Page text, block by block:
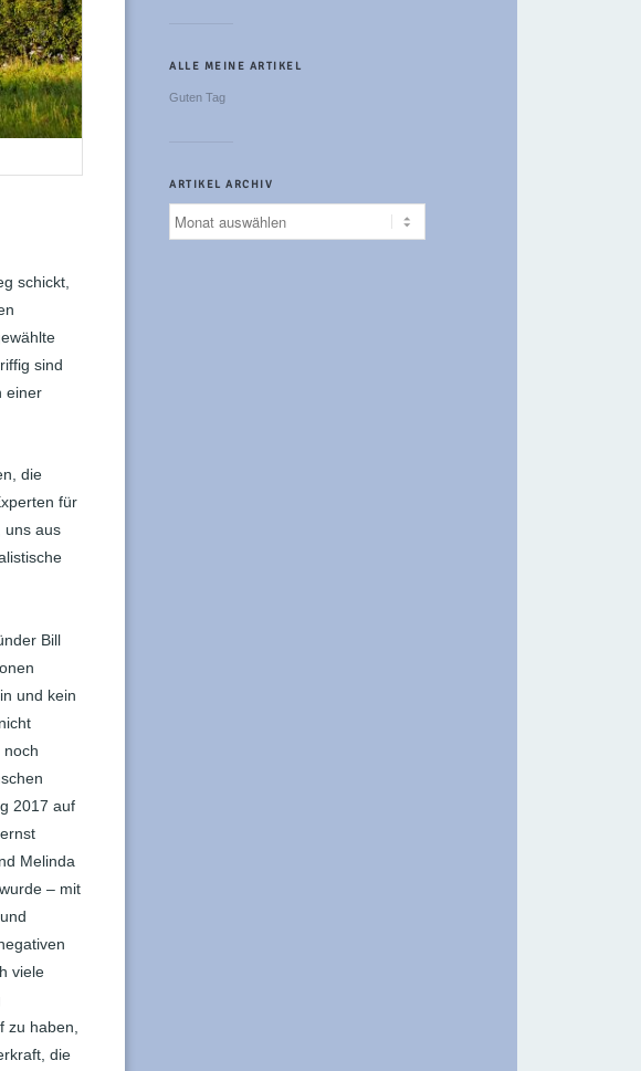
schickt,
sind
einer
die
für
uns aus
Bill
und kein
noch
2017 auf
Melinda
– mit
viele
zu haben,
die
ALLE MEINE ARTIKEL
Guten Tag
ARTIKEL ARCHIV
Artikel
Archiv